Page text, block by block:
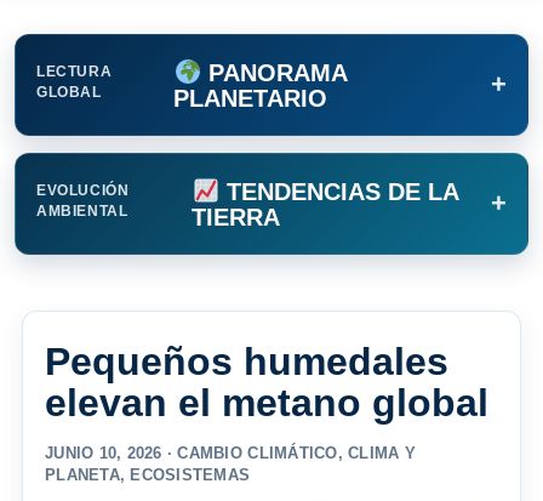
LECTURA
GLOBAL
PANORAMA
PLANETARIO
+
EVOLUCIÓN
AMBIENTAL
TENDENCIAS DE LA
TIERRA
+
Pequeños humedales
elevan el metano global
JUNIO 10, 2026 ·CAMBIO CLIMÁTICO,CLIMA Y
PLANETA, ECOSISTEMAS